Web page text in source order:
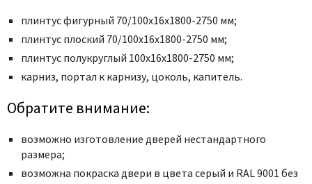
плинтус фигурный 70/100х16х1800-2750 мм;
плинтус плоский 70/100х16х1800-2750 мм;
плинтус полукруглый 100х16х1800-2750 мм;
карниз, портал к карнизу, цоколь, капитель.
Обратите внимание:
возможно изготовление дверей нестандартного
размера;
возможна покраска двери в цвета серый и RAL 9001 без